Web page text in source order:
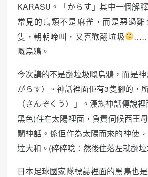
KARASU。「からす」其中一個解
常見的鳥類不是麻雀，而是惡過雞
隻，朝朝啼叫，又喜歡翻垃圾
……
嘅烏鴉。
今次講的不是翻垃圾嘅烏鴉，而是
がらす）。神話裡面佢有3隻腳的，
（さんぞくう）」。漢族神話傳說
黑色)住在太陽裡面，負責伺候西王
關神話。係佢作為太陽而來的神使
達大和。(碎碎唸：然後住落左就翻
日本足球國家隊標誌裡面的黑鳥也